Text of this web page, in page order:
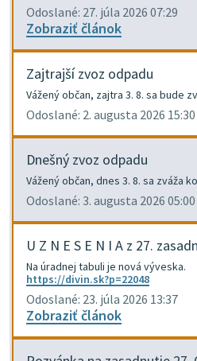
Odoslané: 27. júla 2026 07:29
Zobraziť článok
Zajtrajší zvoz odpadu
Vážený občan, zajtra 3. 8. sa bude
Odoslané: 2. augusta 2026 15:30
Dnešný zvoz odpadu
Vážený občan, dnes 3. 8. sa zváža
Odoslané: 3. augusta 2026 05:00
U Z N E S E N I A z 27.
Na úradnej tabuli je nová výveska.
https://divin.sk?p=22048
Odoslané: 23. júla 2026 13:37
Zobraziť článok